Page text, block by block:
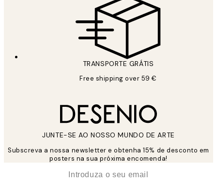
TRANSPORTE GRÁTIS
Free shipping over 59 €
JUNTE-SE AO NOSSO MUNDO DE ARTE
Subscreva a nossa newsletter e obtenha 15% de desconto em
posters na sua próxima encomenda!